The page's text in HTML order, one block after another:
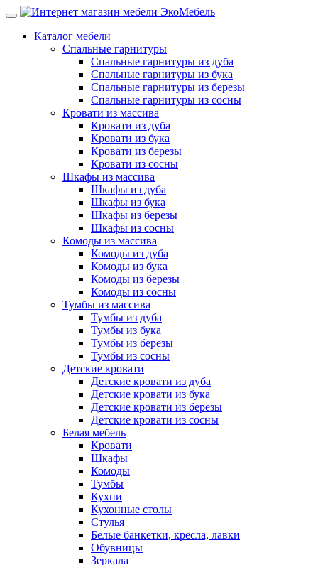
Каталог мебели
Спальные гарнитуры
Спальные гарнитуры из дуба
Спальные гарнитуры из бука
Спальные гарнитуры из березы
Спальные гарнитуры из сосны
Кровати из массива
Кровати из дуба
Кровати из бука
Кровати из березы
Кровати из сосны
Шкафы из массива
Шкафы из дуба
Шкафы из бука
Шкафы из березы
Шкафы из сосны
Комоды из массива
Комоды из дуба
Комоды из бука
Комоды из березы
Комоды из сосны
Тумбы из массива
Тумбы из дуба
Тумбы из бука
Тумбы из березы
Тумбы из сосны
Детские кровати
Детские кровати из дуба
Детские кровати из бука
Детские кровати из березы
Детские кровати из сосны
Белая мебель
Кровати
Шкафы
Комоды
Тумбы
Кухни
Кухонные столы
Стулья
Белые банкетки, кресла, лавки
Обувницы
Зеркала